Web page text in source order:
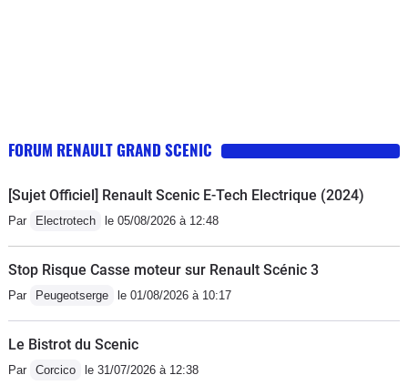
FORUM RENAULT GRAND SCENIC
[Sujet Officiel] Renault Scenic E-Tech Electrique (2024)
Par Electrotech le 05/08/2026 à 12:48
Stop Risque Casse moteur sur Renault Scénic 3
Par Peugeotserge le 01/08/2026 à 10:17
Le Bistrot du Scenic
Par Corcico le 31/07/2026 à 12:38